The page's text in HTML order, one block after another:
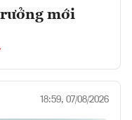
mới
18:59, 07/08/2026